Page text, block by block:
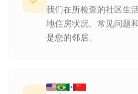
我们在所检查的社区生
地住房状况、常见问题
是您的邻居。